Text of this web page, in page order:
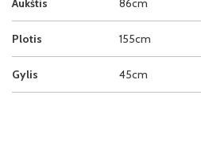
Plotis 155cm
Gylis 45cm